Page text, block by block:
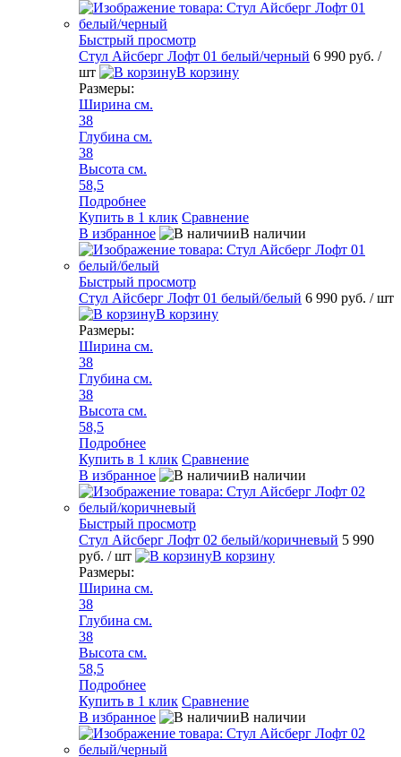
Быстрый просмотр
Стул Айсберг Лофт 01 белый/черный 6 990 руб. /
шт
В корзину
Размеры:
Ширина см.
38
Глубина см.
38
Высота см.
58,5
Подробнее
Купить в 1 клик Сравнение
В избранное
В наличии
Быстрый просмотр
Стул Айсберг Лофт 01 белый/белый 6 990 руб. / шт
В корзину
Размеры:
Ширина см.
38
Глубина см.
38
Высота см.
58,5
Подробнее
Купить в 1 клик Сравнение
В избранное
В наличии
Быстрый просмотр
Стул Айсберг Лофт 02 белый/коричневый 5 990
руб. / шт
В корзину
Размеры:
Ширина см.
38
Глубина см.
38
Высота см.
58,5
Подробнее
Купить в 1 клик Сравнение
В избранное
В наличии